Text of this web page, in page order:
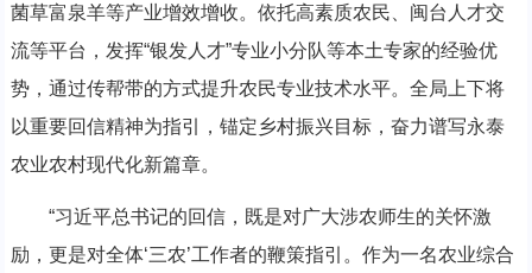
菌草富泉羊等产业增效增收。依托高素质农民、闽台人才交
流等平台，发挥“银发人才”专业小分队等本土专家的经验优
势，通过传帮带的方式提升农民专业技术水平。全局上下将
以重要回信精神为指引，锚定乡村振兴目标，奋力谱写永泰
农业农村现代化新篇章。
“习近平总书记的回信，既是对广大涉农师生的关怀激
励，更是对全体‘三农’工作者的鞭策指引。作为一名农业综合